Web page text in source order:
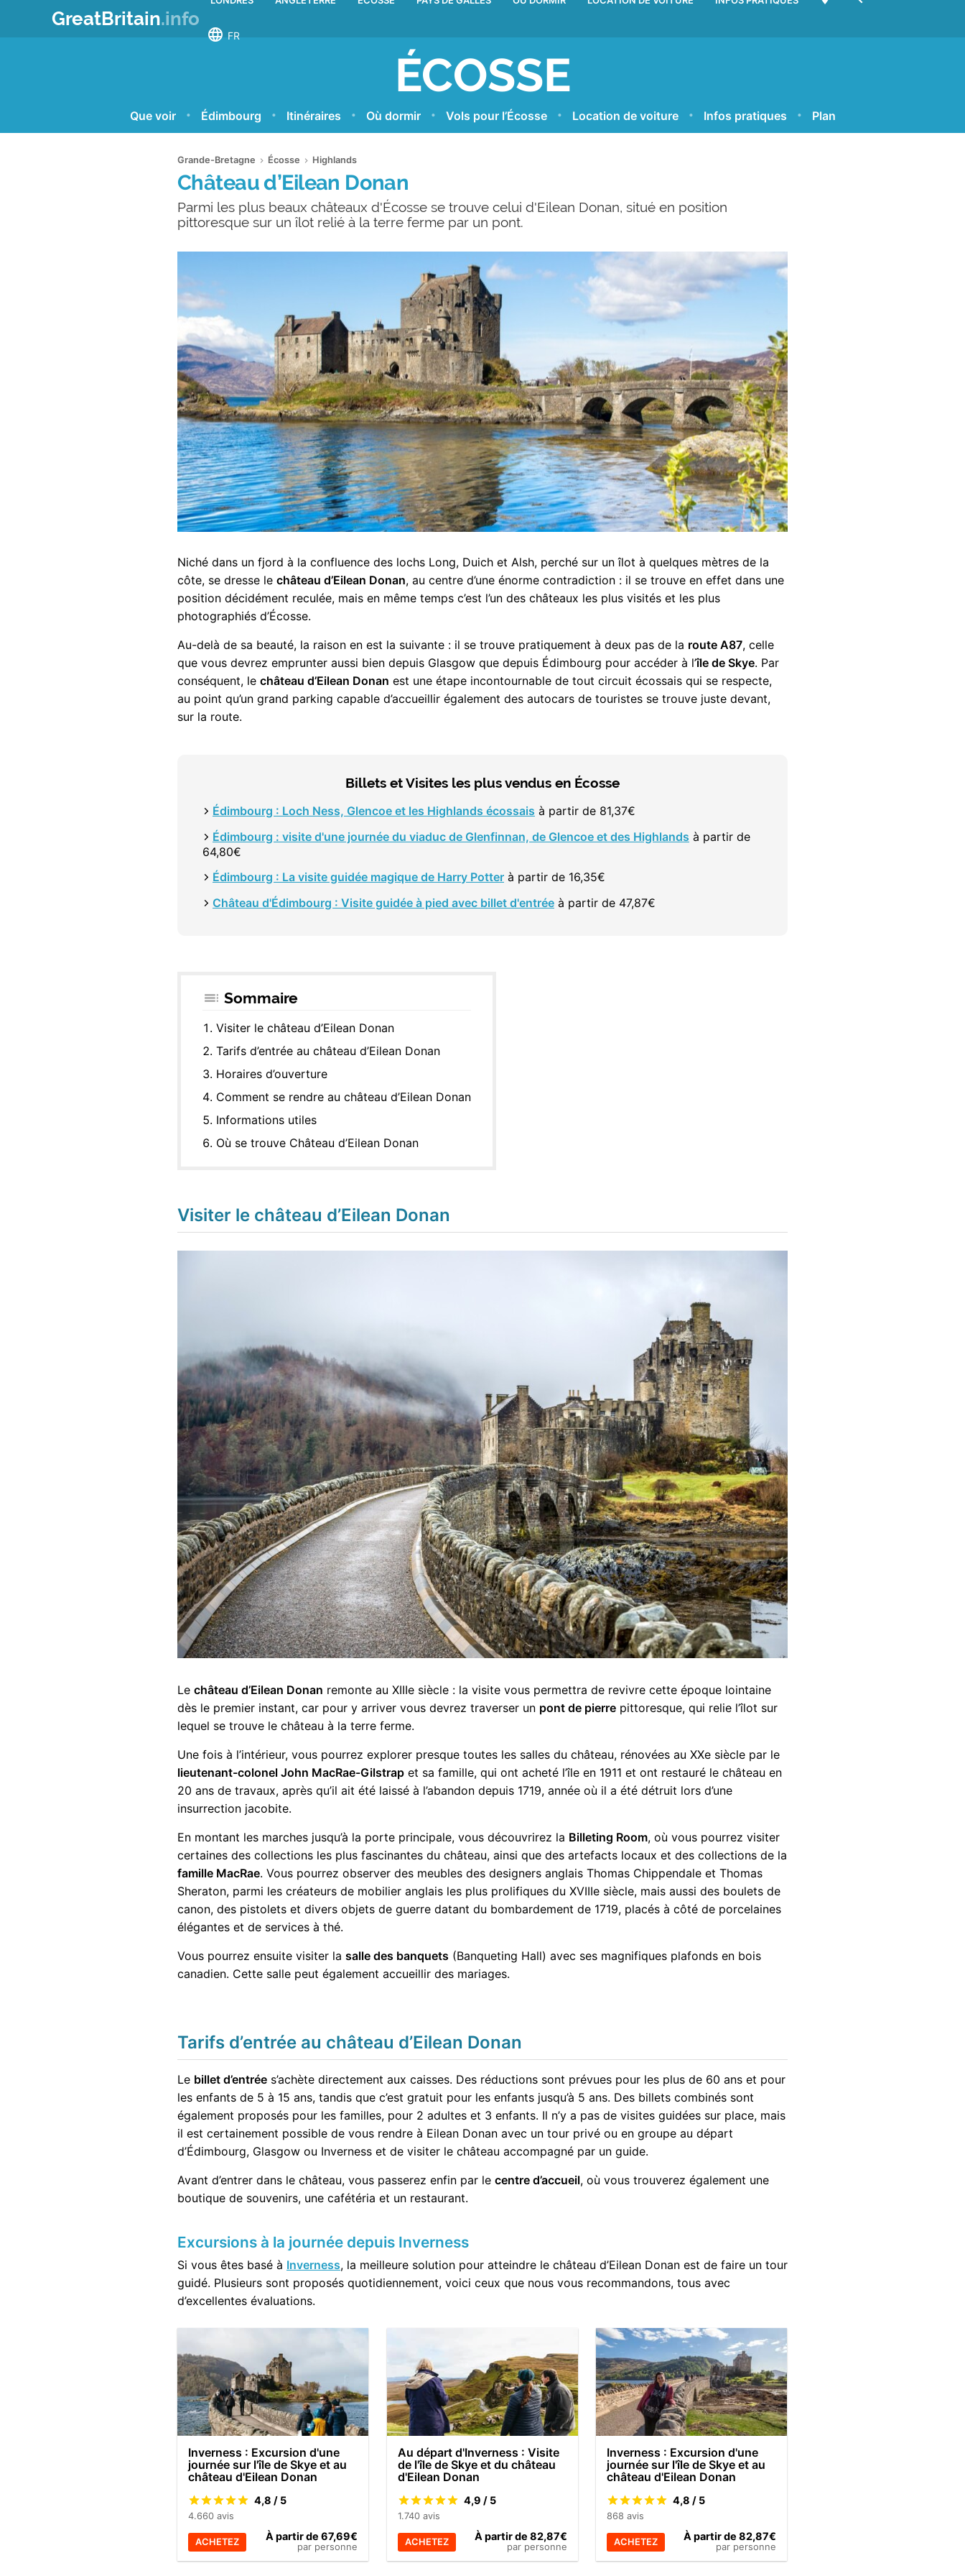
GreatBritain.info
language FR
ÉCOSSE
Que voir Édimbourg Itinéraires Où dormir Vols pour l’Écosse Location de voiture Infos pratiques Plan
Grande-Bretagne Écosse Highlands
Château d’Eilean Donan
Parmi les plus beaux châteaux d'Écosse se trouve celui d'Eilean Donan, situé en position
pittoresque sur un îlot relié à la terre ferme par un pont.
Niché dans un fjord à la confluence des lochs Long, Duich et Alsh, perché sur un îlot à quelques mètres de la
côte, se dresse le château d’Eilean Donan, au centre d’une énorme contradiction : il se trouve en effet dans une
position décidément reculée, mais en même temps c’est l’un des châteaux les plus visités et les plus
photographiés d’Écosse.
Au-delà de sa beauté, la raison en est la suivante : il se trouve pratiquement à deux pas de la route A87, celle
que vous devrez emprunter aussi bien depuis Glasgow que depuis Édimbourg pour accéder à l’île de Skye. Par
conséquent, le château d’Eilean Donan est une étape incontournable de tout circuit écossais qui se respecte,
au point qu’un grand parking capable d’accueillir également des autocars de touristes se trouve juste devant,
sur la route.
Billets et Visites les plus vendus en Écosse
Édimbourg : Loch Ness, Glencoe et les Highlands écossais à partir de 81,37€
Édimbourg : visite d'une journée du viaduc de Glenfinnan, de Glencoe et des Highlands à partir de
64,80€
Édimbourg : La visite guidée magique de Harry Potter à partir de 16,35€
Château d'Édimbourg : Visite guidée à pied avec billet d'entrée à partir de 47,87€
Sommaire
Visiter le château d’Eilean Donan
Tarifs d’entrée au château d’Eilean Donan
Horaires d’ouverture
Comment se rendre au château d’Eilean Donan
Informations utiles
Où se trouve Château d’Eilean Donan
Visiter le château d’Eilean Donan
Le château d’Eilean Donan remonte au XIIIe siècle : la visite vous permettra de revivre cette époque lointaine
dès le premier instant, car pour y arriver vous devrez traverser un pont de pierre pittoresque, qui relie l’îlot sur
lequel se trouve le château à la terre ferme.
Une fois à l’intérieur, vous pourrez explorer presque toutes les salles du château, rénovées au XXe siècle par le
lieutenant-colonel John MacRae-Gilstrap et sa famille, qui ont acheté l’île en 1911 et ont restauré le château en
20 ans de travaux, après qu’il ait été laissé à l’abandon depuis 1719, année où il a été détruit lors d’une
insurrection jacobite.
En montant les marches jusqu’à la porte principale, vous découvrirez la Billeting Room, où vous pourrez visiter
certaines des collections les plus fascinantes du château, ainsi que des artefacts locaux et des collections de la
famille MacRae. Vous pourrez observer des meubles des designers anglais Thomas Chippendale et Thomas
Sheraton, parmi les créateurs de mobilier anglais les plus prolifiques du XVIIIe siècle, mais aussi des boulets de
canon, des pistolets et divers objets de guerre datant du bombardement de 1719, placés à côté de porcelaines
élégantes et de services à thé.
Vous pourrez ensuite visiter la salle des banquets (Banqueting Hall) avec ses magnifiques plafonds en bois
canadien. Cette salle peut également accueillir des mariages.
Tarifs d’entrée au château d’Eilean Donan
Le billet d’entrée s’achète directement aux caisses. Des réductions sont prévues pour les plus de 60 ans et pour
les enfants de 5 à 15 ans, tandis que c’est gratuit pour les enfants jusqu’à 5 ans. Des billets combinés sont
également proposés pour les familles, pour 2 adultes et 3 enfants. Il n’y a pas de visites guidées sur place, mais
il est certainement possible de vous rendre à Eilean Donan avec un tour privé ou en groupe au départ
d’Édimbourg, Glasgow ou Inverness et de visiter le château accompagné par un guide.
Avant d’entrer dans le château, vous passerez enfin par le centre d’accueil, où vous trouverez également une
boutique de souvenirs, une cafétéria et un restaurant.
Excursions à la journée depuis Inverness
Si vous êtes basé à Inverness, la meilleure solution pour atteindre le château d’Eilean Donan est de faire un tour
guidé. Plusieurs sont proposés quotidiennement, voici ceux que nous vous recommandons, tous avec
d’excellentes évaluations.
Inverness : Excursion d'une
journée sur l'île de Skye et au
château d'Eilean Donan
4,8 / 5
4.660 avis
ACHETEZ À partir de 67,69€
par personne
Au départ d'Inverness : Visite
de l'île de Skye et du château
d'Eilean Donan
4,9 / 5
1.740 avis
ACHETEZ À partir de 82,87€
par personne
Inverness : Excursion d'une
journée sur l'île de Skye et au
château d'Eilean Donan
4,8 / 5
868 avis
ACHETEZ À partir de 82,87€
par personne